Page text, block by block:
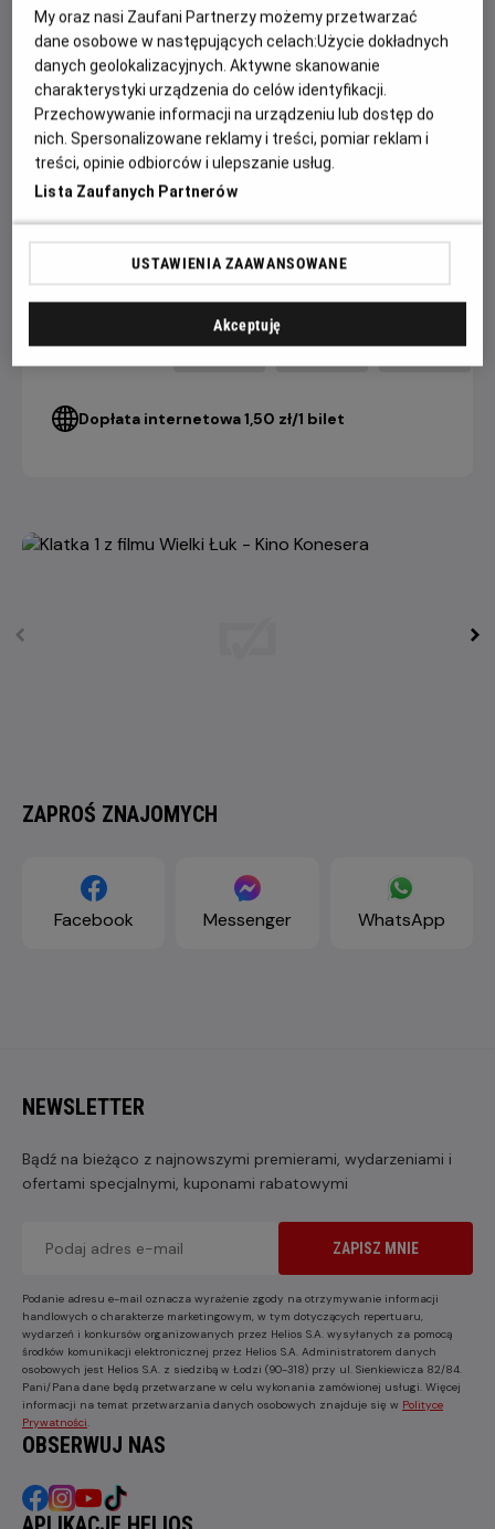
i perfekcjonizm, ale także polityczne naciski i
biurokratyczna machina.
W obsadzie m.in. jedyny w swoim rodzaju Xavier Dolan,
magnetyczny Swann Arlaud (adwokat z „Anatomii upadku”)
i wybuchowy Claes Bang („The Square”).
CENNIK
Bilet Konesera 22,90 ZŁ 26,90 ZŁ 28,90 ZŁ
Dopłata internetowa 1,50 zł/1 bilet
ZAPROŚ ZNAJOMYCH
Facebook Messenger WhatsApp
NEWSLETTER
Bądź na bieżąco z najnowszymi premierami, wydarzeniami i
ofertami specjalnymi, kuponami rabatowymi
ZAPISZ MNIE
Podanie adresu e-mail oznacza wyrażenie zgody na otrzymywanie informacji
handlowych o charakterze marketingowym, w tym dotyczących repertuaru,
wydarzeń i konkursów organizowanych przez Helios S.A. wysyłanych za pomocą
środków komunikacji elektronicznej przez Helios S.A. Administratorem danych
osobowych jest Helios S.A. z siedzibą w Łodzi (90-318) przy ul. Sienkiewicza 82/84.
Pani/Pana dane będą przetwarzane w celu wykonania zamówionej usługi. Więcej
informacji na temat przetwarzania danych osobowych znajduje się w Polityce
Prywatności
OBSERWUJ NAS
My oraz nasi Zaufani Partnerzy możemy przetwarzać
dane osobowe w następujących celach:Użycie dokładnych
danych geolokalizacyjnych. Aktywne skanowanie
charakterystyki urządzenia do celów identyfikacji.
Przechowywanie informacji na urządzeniu lub dostęp do
nich. Spersonalizowane reklamy i treści, pomiar reklam i
treści, opinie odbiorców i ulepszanie usług.
Lista Zaufanych Partnerów
USTAWIENIA ZAAWANSOWANE
Akceptuję